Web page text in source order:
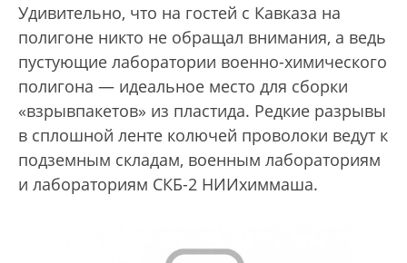
Удивительно, что на гостей с Кавказа на
полигоне никто не обращал внимания, а ведь
пустующие лаборатории военно-химического
полигона — идеальное место для сборки
«взрывпакетов» из пластида. Редкие разрывы
в сплошной ленте колючей проволоки ведут к
подземным складам, военным лабораториям
и лабораториям СКБ-2 НИИхиммаша.